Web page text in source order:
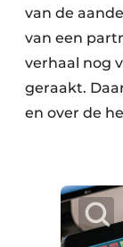
van de
van een
verhaal nog
geraakt.
en over de